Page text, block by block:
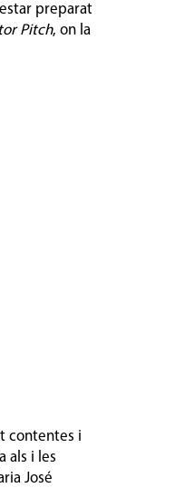
preparat
Pitch, on la
contentes i
als i les
José